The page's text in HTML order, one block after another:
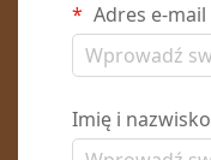
Adres e-mail
Imię i nazwisko